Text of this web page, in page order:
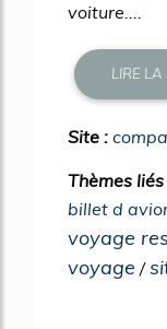
voiture....
LIRE LA
Site :
Thèmes liés
billet d
voyage
voyage /